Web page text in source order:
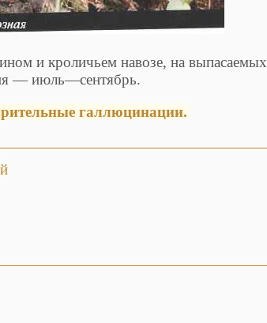
и кроличьем навозе, на выпасаемых
— июль—сентябрь.
галлюцинации.